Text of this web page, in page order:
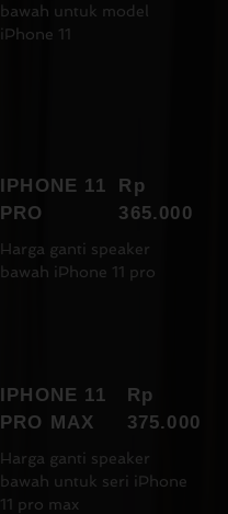
bawah untuk model
iPhone 11
IPHONE 11
PRO
Rp
365.000
Harga ganti speaker
bawah iPhone 11 pro
IPHONE 11
PRO MAX
Rp
375.000
Harga ganti speaker
bawah untuk seri iPhone
11 pro max